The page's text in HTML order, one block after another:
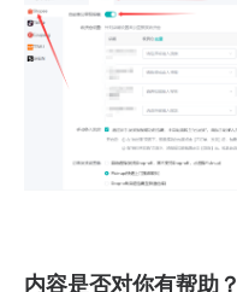
内容是否对你有帮助？